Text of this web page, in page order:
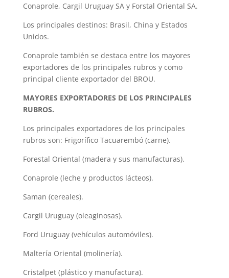
Conaprole, Cargil Uruguay SA y Forstal Oriental SA.
Los principales destinos: Brasil, China y Estados
Unidos.
Conaprole también se destaca entre los mayores
exportadores de los principales rubros y como
principal cliente exportador del BROU.
MAYORES EXPORTADORES DE LOS PRINCIPALES
RUBROS.
Los principales exportadores de los principales
rubros son: Frigorífico Tacuarembó (carne).
Forestal Oriental (madera y sus manufacturas).
Conaprole (leche y productos lácteos).
Saman (cereales).
Cargil Uruguay (oleaginosas).
Ford Uruguay (vehículos automóviles).
Maltería Oriental (molinería).
Cristalpet (plástico y manufactura).